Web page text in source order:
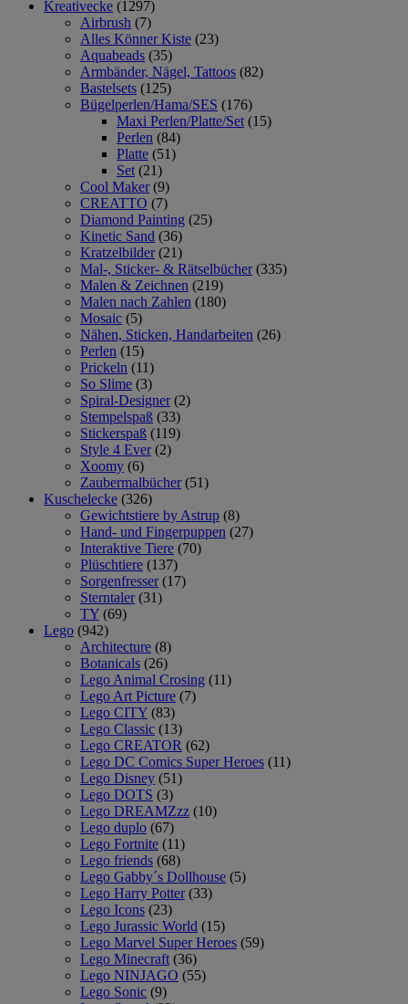
Kreativecke (1297)
Airbrush (7)
Alles Könner Kiste (23)
Aquabeads (35)
Armbänder, Nägel, Tattoos (82)
Bastelsets (125)
Bügelperlen/Hama/SES (176)
Maxi Perlen/Platte/Set (15)
Perlen (84)
Platte (51)
Set (21)
Cool Maker (9)
CREATTO (7)
Diamond Painting (25)
Kinetic Sand (36)
Kratzelbilder (21)
Mal-, Sticker- & Rätselbücher (335)
Malen & Zeichnen (219)
Malen nach Zahlen (180)
Mosaic (5)
Nähen, Sticken, Handarbeiten (26)
Perlen (15)
Prickeln (11)
So Slime (3)
Spiral-Designer (2)
Stempelspaß (33)
Stickerspaß (119)
Style 4 Ever (2)
Xoomy (6)
Zaubermalbücher (51)
Kuschelecke (326)
Gewichtstiere by Astrup (8)
Hand- und Fingerpuppen (27)
Interaktive Tiere (70)
Plüschtiere (137)
Sorgenfresser (17)
Sterntaler (31)
TY (69)
Lego (942)
Architecture (8)
Botanicals (26)
Lego Animal Crosing (11)
Lego Art Picture (7)
Lego CITY (83)
Lego Classic (13)
Lego CREATOR (62)
Lego DC Comics Super Heroes (11)
Lego Disney (51)
Lego DOTS (3)
Lego DREAMZzz (10)
Lego duplo (67)
Lego Fortnite (11)
Lego friends (68)
Lego Gabby´s Dollhouse (5)
Lego Harry Potter (33)
Lego Icons (23)
Lego Jurassic World (15)
Lego Marvel Super Heroes (59)
Lego Minecraft (36)
Lego NINJAGO (55)
Lego Sonic (9)